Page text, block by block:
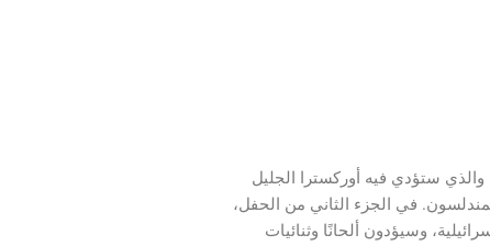
ستؤدي فيه أوركسترا الجليل
سيمفونية التكوين لمندلسون. في الجزء الثاني من الحفل،
وسيؤدون ألحانًا وثنائيات